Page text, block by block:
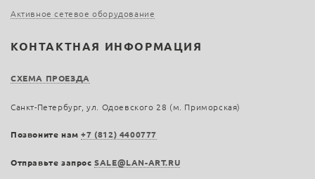
Активное сетевое оборудование
КОНТАКТНАЯ ИНФОРМАЦИЯ
СХЕМА ПРОЕЗДА
Санкт-Петербург, ул. Одоевского 28 (м. Приморская)
Позвоните нам+7 (812) 4400777
Отправьте запросSALE@LAN-ART.RU